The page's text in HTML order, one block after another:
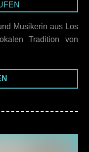
Musikerin aus Los
Tradition von